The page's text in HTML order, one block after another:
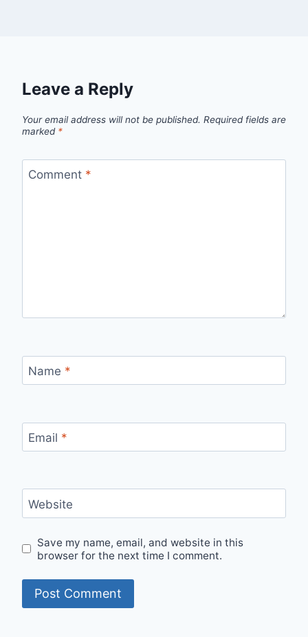
Leave a Reply
Your email address will not be published. Required fields are
marked *
Comment *
Name *
Email *
Website
Save my name, email, and website in this
browser for the next time I comment.